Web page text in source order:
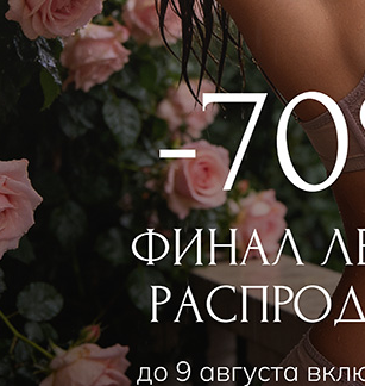
DAVID
Купальник раздельный бандо / слип
14 000₽